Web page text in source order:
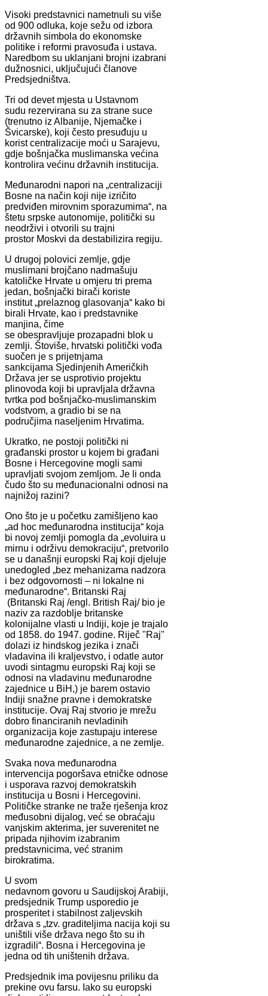
Visoki predstavnici nametnuli su više
od 900 odluka, koje sežu od izbora
državnih simbola do ekonomske
politike i reformi pravosuđa i ustava.
Naredbom su uklanjani brojni izabrani
dužnosnici, uključujući članove
Predsjedništva.
Tri od devet mjesta u Ustavnom
sudu rezervirana su za strane suce
(trenutno iz Albanije, Njemačke i
Švicarske), koji često presuđuju u
korist centralizacije moći u Sarajevu,
gdje bošnjačka muslimanska većina
kontrolira većinu državnih institucija.
Međunarodni napori na „centralizaciji
Bosne na način koji nije izričito
predviđen mirovnim sporazumima“, na
štetu srpske autonomije, politički su
neodrživi i otvorili su trajni
prostor Moskvi da destabilizira regiju.
U drugoj polovici zemlje, gdje
muslimani brojčano nadmašuju
katoličke Hrvate u omjeru tri prema
jedan, bošnjački birači koriste
institut „prelaznog glasovanja“ kako bi
birali Hrvate, kao i predstavnike
manjina, čime
se obespravljuje prozapadni blok u
zemlji. Štoviše, hrvatski politički vođa
suočen je s prijetnjama
sankcijama Sjedinjenih Američkih
Država jer se usprotivio projektu
plinovoda koji bi upravljala državna
tvrtka pod bošnjačko-muslimanskim
vodstvom, a gradio bi se na
područjima naseljenim Hrvatima.
Ukratko, ne postoji politički ni
građanski prostor u kojem bi građani
Bosne i Hercegovine mogli sami
upravljati svojom zemljom. Je li onda
čudo što su međunacionalni odnosi na
najnižoj razini?
Ono što je u početku zamišljeno kao
„ad hoc međunarodna institucija“ koja
bi novoj zemlji pomogla da „evoluira u
mirnu i održivu demokraciju“, pretvorilo
se u današnji europski Raj koji djeluje
unedogled „bez mehanizama nadzora
i bez odgovornosti – ni lokalne ni
međunarodne“. Britanski Raj
(Britanski Raj /engl. British Raj/ bio je
naziv za razdoblje britanske
kolonijalne vlasti u Indiji, koje je trajalo
od 1858. do 1947. godine. Riječ "Raj"
dolazi iz hindskog jezika i znači
vladavina ili kraljevstvo, i odatle autor
uvodi sintagmu europski Raj koji se
odnosi na vladavinu međunarodne
zajednice u BiH,) je barem ostavio
Indiji snažne pravne i demokratske
institucije. Ovaj Raj stvorio je mrežu
dobro financiranih nevladinih
organizacija koje zastupaju interese
međunarodne zajednice, a ne zemlje.
Svaka nova međunarodna
intervencija pogoršava etničke odnose
i usporava razvoj demokratskih
institucija u Bosni i Hercegovini.
Političke stranke ne traže rješenja kroz
međusobni dijalog, već se obraćaju
vanjskim akterima, jer suverenitet ne
pripada njihovim izabranim
predstavnicima, već stranim
birokratima.
U svom
nedavnom govoru u Saudijskoj Arabiji,
predsjednik Trump usporedio je
prosperitet i stabilnost zaljevskih
država s „tzv. graditeljima nacija koji su
uništili više država nego što su ih
izgradili“. Bosna i Hercegovina je
jedna od tih uništenih država.
Predsjednik ima povijesnu priliku da
prekine ovu farsu. Iako su europski